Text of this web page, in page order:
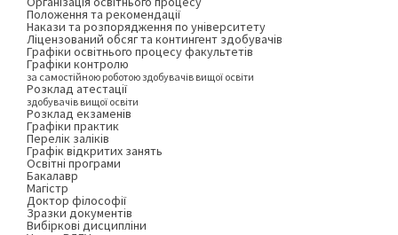
Положення та рекомендації
Накази та розпорядження по університету
Ліцензований обсяг та контингент здобувачів
Графіки освітнього процесу факультетів
Графіки контролю
за самостійною роботою здобувачів вищої освіти
Розклад атестації
здобувачів вищої освіти
Розклад екзаменів
Графіки практик
Перелік заліків
Графік відкритих занять
Освітні програми
Бакалавр
Магістр
Доктор філософії
Зразки документів
Вибіркові дисципліни